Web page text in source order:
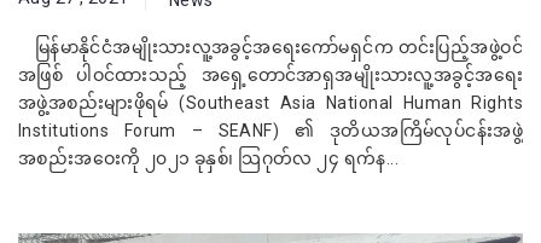
မြန်မာနိုင်ငံအမျိုးသားလူ့အခွင့်အရေးကော်မရှင်က တင်းပြည့်အဖွဲ့ဝင်
အဖြစ် ပါဝင်ထားသည့် အရှေ့တောင်အာရှအမျိုးသားလူ့အခွင့်အရေး
အဖွဲ့အစည်းများဖိုရမ် (Southeast Asia National Human Rights
Institutions Forum – SEANF) ၏ ဒုတိယအကြိမ်လုပ်ငန်းအဖွဲ့
အစည်းအဝေးကို ၂၀၂၁ ခုနှစ်၊ သြဂုတ်လ ၂၄ ရက်န...